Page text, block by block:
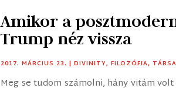
Amikor a
Trump néz vissza
2017. MÁRCIUS 23. |DIVINITY,FILOZÓFIA,
Meg se tudom számolni, hány vitám